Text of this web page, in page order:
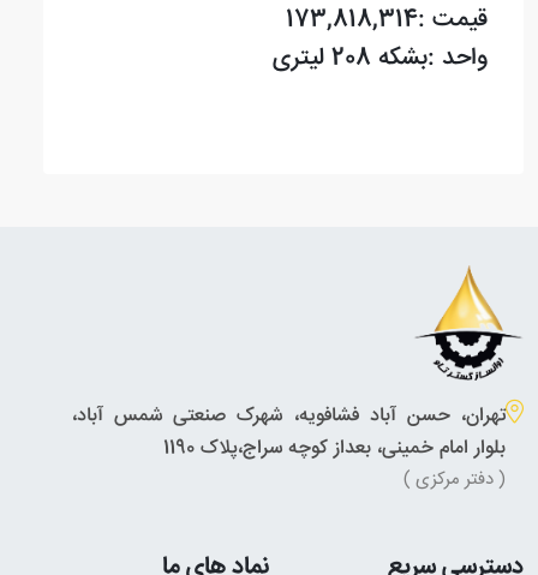
قیمت :173,818,314
واحد :بشکه 208 لیتری
تهران، حسن آباد فشافویه، شهرک صنعتی شمس آباد،
بلوار امام خمینی، بعداز کوچه سراج،پلاک 1190
( دفتر مرکزی )
دسترسی سریع نماد های ما